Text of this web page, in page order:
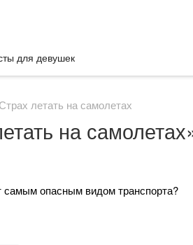
для девушек
Страх летать на самолетах
на
самым опасным видом транспорта?